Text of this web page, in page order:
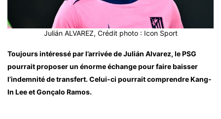
Julián ALVAREZ, Crédit photo : Icon Sport
Toujours intéressé par l’arrivée de Julián Alvarez, le PSG
pourrait proposer un énorme échange pour faire baisser
l’indemnité de transfert. Celui-ci pourrait comprendre Kang-
In Lee et Gonçalo Ramos.